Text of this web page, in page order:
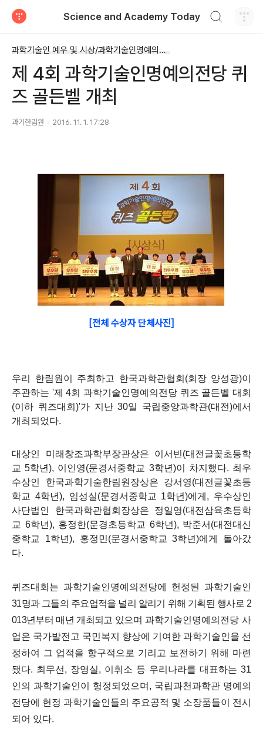
Science and Academy Today
과학기술인 예우 및 시상/과학기술인명예의전당
제 4회 과학기술인명예의전당 퀴
즈 골든벨 개최
과기한림원 2016. 11. 1. 17:28
[전체 수상자 단체사진]
우리 한림원이 주최하고 한국과학관협회(회장 양성광)이
주관하는 '제 4회 과학기술인명예의전당 퀴즈 골든벨 대회
(이하 퀴즈대회)'가 지난 30일 국립중앙과학관(대전)에서
개최되었다.
대상인 미래창조과학부장관상은 이서빈(대전글꽃초등학
교 5학년), 이인영(문경서중학교 3학년)이 차지했다. 최우
수상인 한국과학기술한림원장상은 강서영(대전글꽃초등
학교 4학년), 임성실(문경서중학교 1학년)에게, 우수상인
사단법인 한국과학관협회장상은 정일영(대전삼육초등학
교 6학년), 홍정한(문경초등학교 6학년), 박준서(대전대신
중학교 1학년), 홍정민(문경서중학교 3학년)에게 돌아갔
다.
퀴즈대회는 과학기술인명예의전당에 헌정된 과학기술인
31명과 그들의 주요업적을 널리 알리기 위해 기획된 행사로 2
013년부터 매년 개최되고 있으며 과학기술인명예의전당 사
업은 국가발전고 국민복지 향상에 기여한 과학기술인을 선
정하여 그 업적을 항구적으로 기리고 보전하기 위해 마련
됐다. 최무선, 장영실, 이휘소 등 우리나라를 대표하는 31
인의 과학기술인이 헝정되었으며, 국립과천과학관 명예의
전당에 헌정 과학기술인들의 주요공적 및 소장품들이 전시
되어 있다.